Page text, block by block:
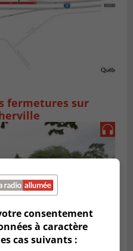
fermetures sur
consentement
à caractère
cas suivants :